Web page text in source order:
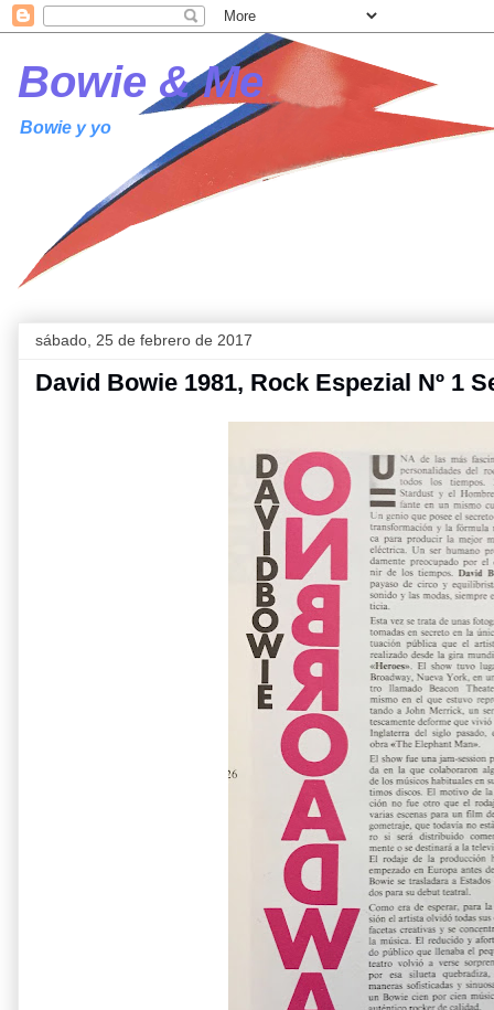
Bowie & Me
Bowie y yo
sábado, 25 de febrero de 2017
David Bowie 1981, Rock Espezial Nº 1